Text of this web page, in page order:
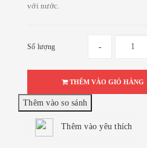
với nước.
Số lượng -
THÊM VÀO GIỎ HÀNG
Thêm vào yêu thích